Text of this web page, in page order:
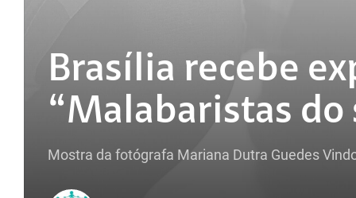
Brasília recebe
“Malabaristas
Mostra da fotógrafa Mariana Dutra Guedes